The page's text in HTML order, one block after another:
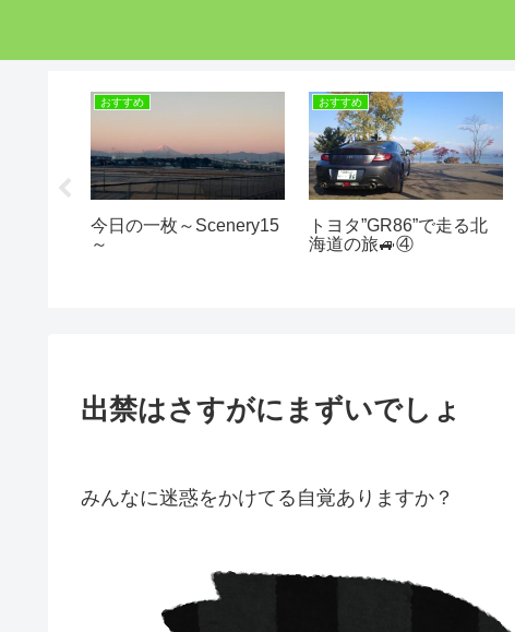
おすすめ
今日の一枚～Scenery15
～
おすすめ
トヨタ”GR86”で走る北
海道の旅🚙④
出禁はさすがにまずいでしょ
みんなに迷惑をかけてる自覚ありますか？